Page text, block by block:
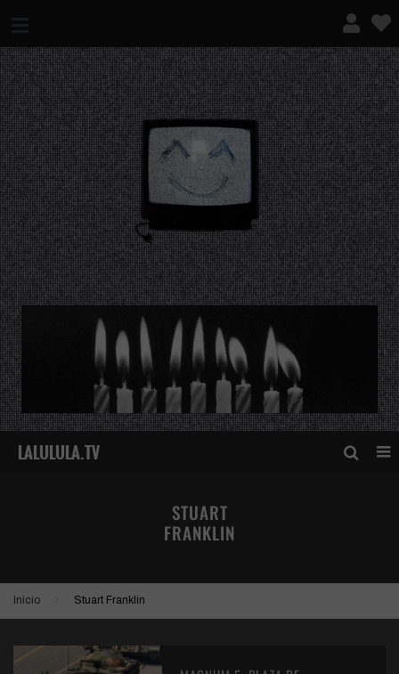
¿QUÉ ES ESTO?
STUART
FRANKLIN
Inicio Stuart Franklin